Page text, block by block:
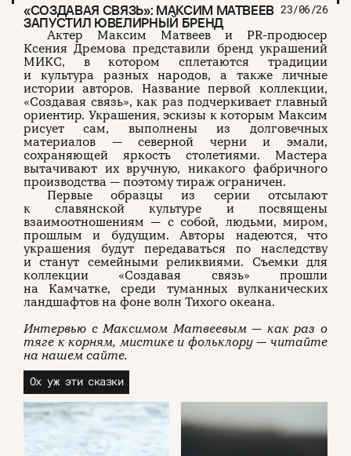
«СОЗДАВАЯ СВЯЗЬ»: МАКСИМ МАТВЕЕВ
ЗАПУСТИЛ ЮВЕЛИРНЫЙ БРЕНД
23/06/26
Актер Максим Матвеев и PR-продюсер
Ксения Дремова представили бренд украшений
МИКС, в котором сплетаются традиции
и культура разных народов, а также личные
истории авторов. Название первой коллекции,
«Создавая связь», как раз подчеркивает главный
ориентир. Украшения, эскизы к которым Максим
рисует сам, выполнены из долговечных
материалов — северной черни и эмали,
сохраняющей яркость столетиями. Мастера
вытачивают их вручную, никакого фабричного
производства — поэтому тираж ограничен.
Первые образцы из серии отсылают
к славянской культуре и посвящены
взаимоотношениям — с собой, людьми, миром,
прошлым и будущим. Авторы надеются, что
украшения будут передаваться по наследству
и станут семейными реликвиями. Съемки для
коллекции «Создавая связь» прошли
на Камчатке, среди туманных вулканических
ландшафтов на фоне волн Тихого океана.
Интервью с Максимом Матвеевым — как раз о
тяге к корням, мистике и фольклору — читайте
на нашем сайте.
Ох уж эти сказки